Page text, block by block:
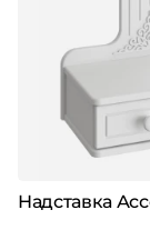
Надставка